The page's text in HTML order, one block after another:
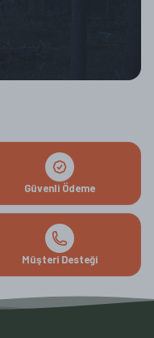
Güvenli Ödeme
Müşteri Desteği